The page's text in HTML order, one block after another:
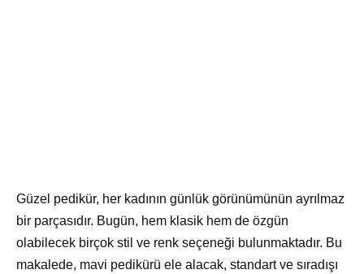
Güzel pedikür, her kadının günlük görünümünün ayrılmaz
bir parçasıdır. Bugün, hem klasik hem de özgün
olabilecek birçok stil ve renk seçeneği bulunmaktadır. Bu
makalede, mavi pedikürü ele alacak, standart ve sıradışı